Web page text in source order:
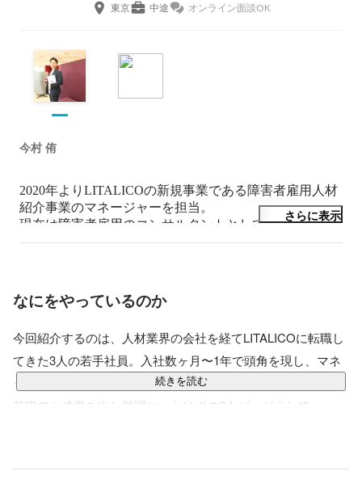
東京 中途 オンライン面談OK
今村 侑
2020年よりLITALICOの新規事業である障害者雇用人材
紹介事業のマネージャーを担当。
現在は障害者雇用のコンサルタントとして採用支援を行
いながら、
2018年にLITALICOに中途入社。
略の立案、新人スタッフ育成、既存クライアントのCS
プランニング、toB向けマーケディング、組織ビジョン
企画に従事。
予算連続達成の歴代記録を残しトップセールスを経て、
新規西日本拠点の立ち上げに従事。西日本拠点の営業マ
学生インターン時から人材紹介事業部の立ち上げに従事
さらに表示
なにをやっているのか
今回紹介するのは、人材業界の会社を経てLITALICOに転職し
てきた3人の若手社員。入社数ヶ月〜1年で頭角を現し、マネ
ージャーとして事業を牽引しています。
前職でも成果を出し順調だったはずの3人が、どうして
彼らにその理由を聞くと口を揃えて「LITALICOなら自分がも
続きを読む